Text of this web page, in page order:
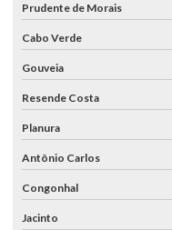
Prudente de Morais
Cabo Verde
Gouveia
Resende Costa
Planura
Antônio Carlos
Congonhal
Jacinto